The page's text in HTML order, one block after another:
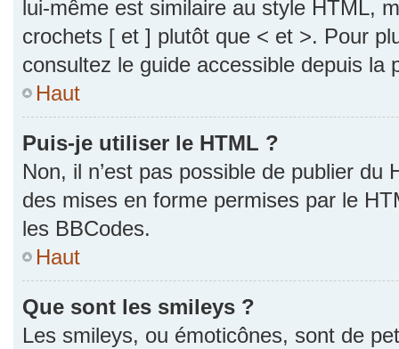
lui-même est similaire au style HTML,
crochets [ et ] plutôt que < et >. Pour
consultez le guide accessible depuis la
Haut
Puis-je utiliser le HTML ?
Non, il n’est pas possible de publier
des mises en forme permises par le
les BBCodes.
Haut
Que sont les smileys ?
Les smileys, ou émoticônes, sont de